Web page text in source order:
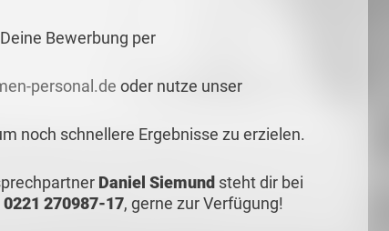
Bewerbung per
personal.de oder nutze unser
noch schnellere Ergebnisse zu erzielen.
Daniel Siemund steht dir bei
0221 270987-17, gerne zur Verfügung!